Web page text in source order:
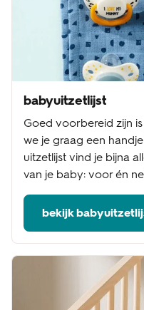
babyuitzetlijst
Goed voorbereid zijn
we je graag een
uitzetlijst vind je bijna
van je baby: voor én
bekijk